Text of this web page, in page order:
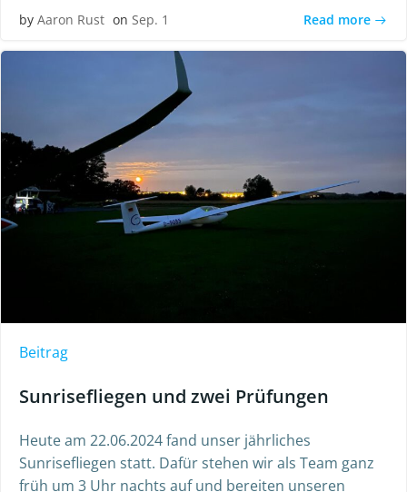
by Aaron Rust on Sep. 1 Read more
Beitrag
Sunrisefliegen und zwei Prüfungen
Heute am 22.06.2024 fand unser jährliches
Sunrisefliegen statt. Dafür stehen wir als Team ganz
früh um 3 Uhr nachts auf und bereiten unseren